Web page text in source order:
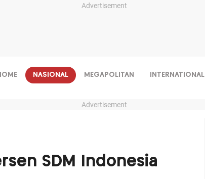
Advertisement
NASIONAL MEGAPOLITAN INTERNATIONAL
Advertisement
SDM Indonesia